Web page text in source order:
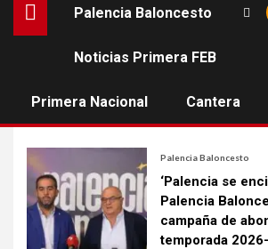
Palencia Baloncesto
Noticias Primera FEB
Primera Nacional Cantera
Estadísticas LEB
[muestramenuprincipal]
Palencia Baloncesto
‘Palencia se
Palencia
campaña de
temporada